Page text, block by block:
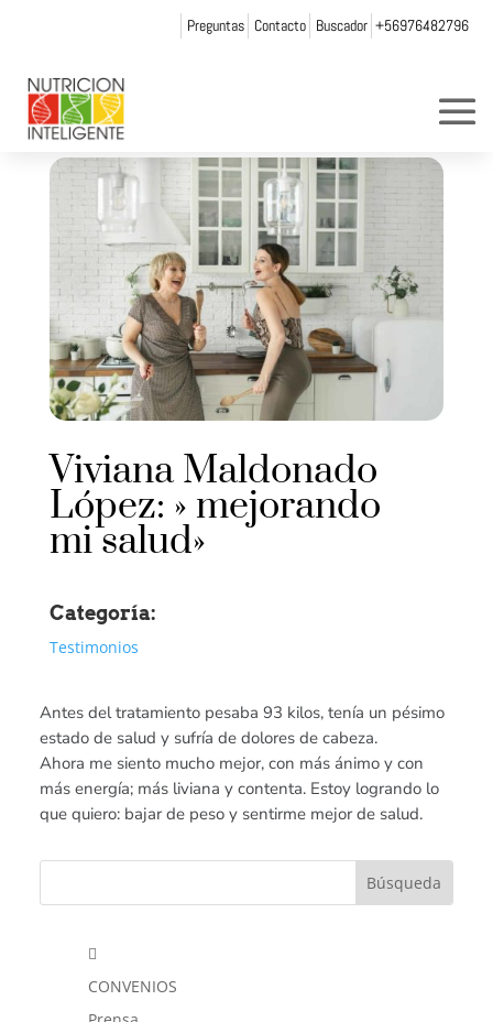
Preguntas Contacto Buscador +56976482796
Viviana Maldonado
López: » mejorando
mi salud»
Categoría:
Testimonios
Antes del tratamiento pesaba 93 kilos, tenía un pésimo
estado de salud y sufría de dolores de cabeza.
Ahora me siento mucho mejor, con más ánimo y con
más energía; más liviana y contenta. Estoy logrando lo
que quiero: bajar de peso y sentirme mejor de salud.

CONVENIOS